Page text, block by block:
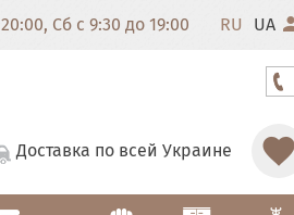
Сб с 9:30 до 19:00 RU UA
Доставка по всей Украине